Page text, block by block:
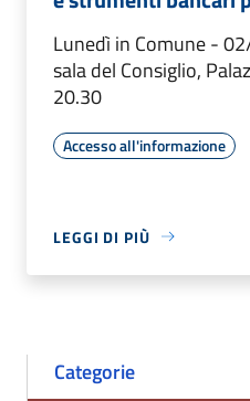
Lunedì in Comune -
sala del Consiglio,
20.30
Accesso all'informazione
LEGGI DI PIÙ
Categorie